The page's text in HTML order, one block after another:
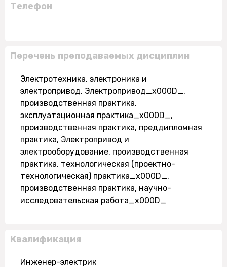
Телефон
Перечень преподаваемых дисциплин
Электротехника, электроника и
электропривод, Электропривод_x000D_,
производственная практика,
эксплуатационная практика_x000D_,
производственная практика, преддипломная
практика, Электропривод и
электрооборудование, производственная
практика, технологическая (проектно-
технологическая) практика_x000D_,
производственная практика, научно-
исследовательская работа_x000D_
Квалификация
Инженер-электрик